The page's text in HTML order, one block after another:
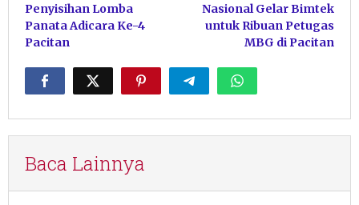
Penyisihan Lomba
Panata Adicara Ke-4
Pacitan
Nasional Gelar Bimtek
untuk Ribuan Petugas
MBG di Pacitan
Baca Lainnya